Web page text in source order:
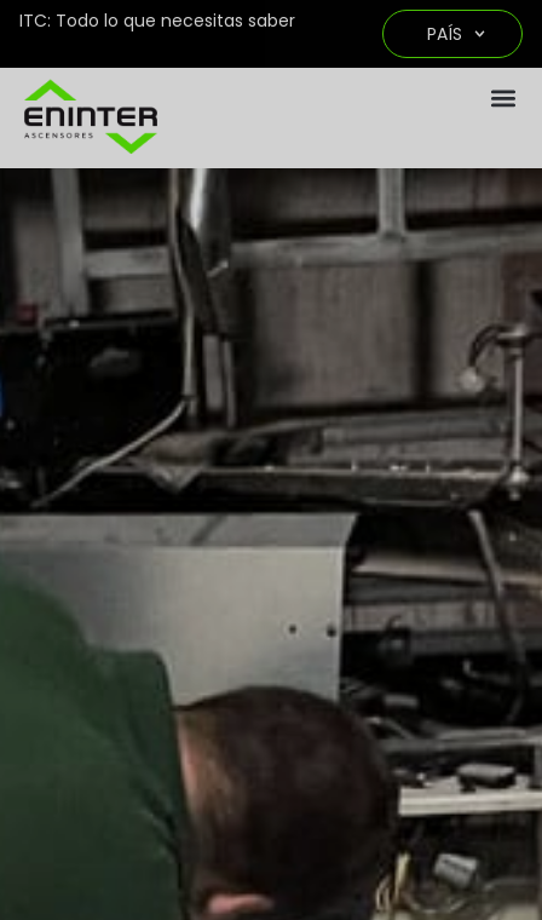
ITC: Todo lo que necesitas saber
PAÍS